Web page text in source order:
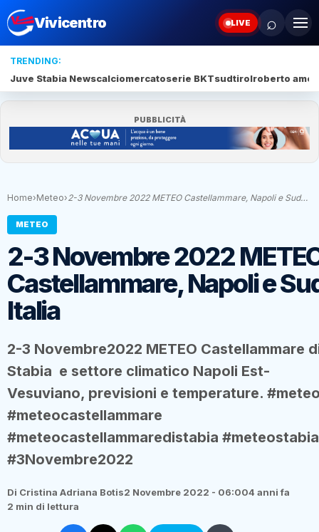
Vivicentro LIVE ⌕
TRENDING:
Juve Stabia Newscalciomercatoserie BKTsudtirolroberto
PUBBLICITÀ
Home›Meteo›2-3 Novembre 2022 METEO Castellammare, Napoli e Sud…
METEO
2-3 Novembre 2022
Castellammare, Napoli e
Italia
2-3 Novembre2022 METEO Castellammare
Stabia e settore climatico Napoli Est-
Vesuviano, previsioni e temperature.
#meteocastellammare
#meteocastellammaredistabia #meteostabia
#3Novembre2022
Di Cristina Adriana Botis2 Novembre 2022 - 06:004 anni fa
2 min di lettura